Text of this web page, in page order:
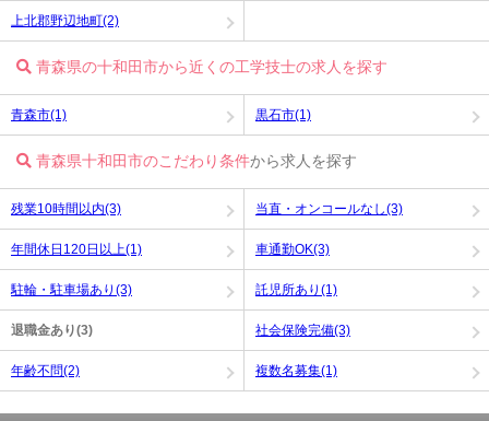
上北郡野辺地町(2)
青森県の十和田市から近くの工学技士の求人を探す
青森市(1) 黒石市(1)
青森県十和田市のこだわり条件から求人を探す
残業10時間以内(3) 当直・オンコールなし(3)
年間休日120日以上(1) 車通勤OK(3)
駐輪・駐車場あり(3) 託児所あり(1)
退職金あり(3) 社会保険完備(3)
年齢不問(2) 複数名募集(1)